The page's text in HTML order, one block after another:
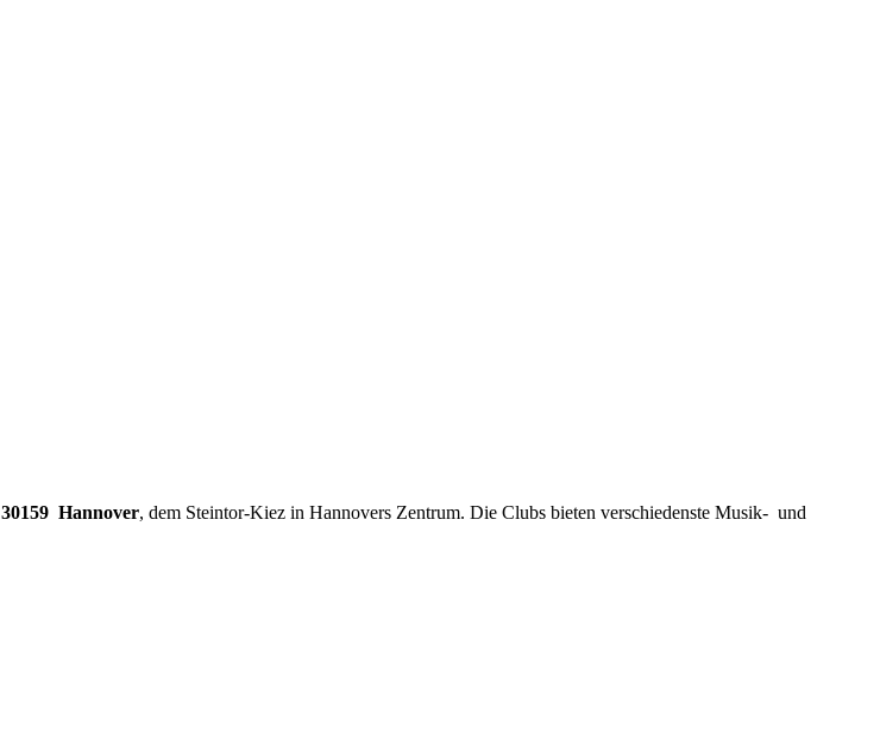
30159 Hannover, dem Steintor-Kiez in Hannovers Zentrum. Die Clubs bieten verschiedenste Musik- und